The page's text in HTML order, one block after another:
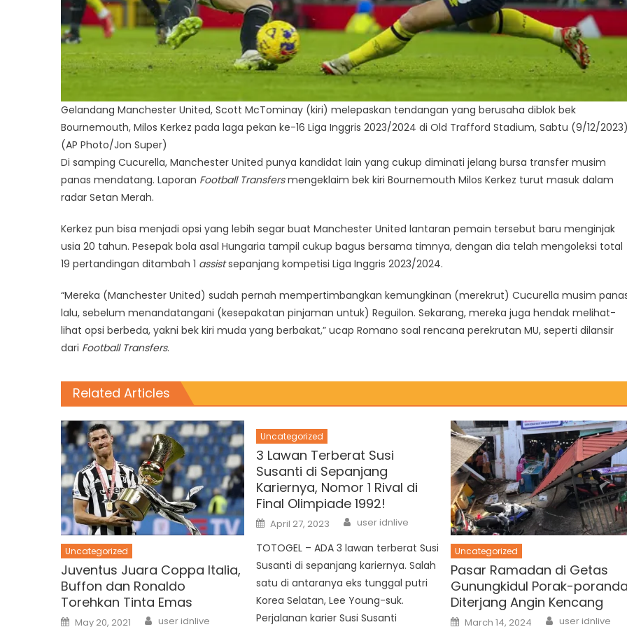
Gelandang Manchester United, Scott McTominay (kiri) melepaskan tendangan yang berusaha diblok bek
Bournemouth, Milos Kerkez pada laga pekan ke-16 Liga Inggris 2023/2024 di Old Trafford Stadium, Sabtu (9/12/
(AP Photo/Jon Super)
Di samping Cucurella, Manchester United punya kandidat lain yang cukup diminati jelang bursa transfer musim
panas mendatang. Laporan Football Transfersmengeklaim bek kiri Bournemouth Milos Kerkez turut masuk dalam
radar Setan Merah.
Kerkez pun bisa menjadi opsi yang lebih segar buat Manchester United lantaran pemain tersebut baru menginjak
usia 20 tahun. Pesepak bola asal Hungaria tampil cukup bagus bersama timnya, dengan dia telah mengoleksi total
19 pertandingan ditambah 1 assistsepanjang kompetisi Liga Inggris 2023/2024.
“Mereka (Manchester United) sudah pernah mempertimbangkan kemungkinan (merekrut) Cucurella musim
lalu, sebelum menandatangani (kesepakatan pinjaman untuk) Reguilon. Sekarang, mereka juga hendak melihat-
lihat opsi berbeda, yakni bek kiri muda yang berbakat,” ucap Romano soal rencana perekrutan MU, seperti dilansir
dari Football Transfers.
Related Articles
Uncategorized
Juventus Juara Coppa Italia,
Buffon dan Ronaldo
Torehkan Tinta Emas
Posted
May 20, 2021 Author
user idnlive
Uncategorized
3 Lawan Terberat Susi
Susanti di Sepanjang
Kariernya, Nomor 1 Rival di
Final Olimpiade 1992!
Posted
on
April 27, 2023 Author
user idnlive
TOTOGEL – ADA 3 lawan terberat Susi
Susanti di sepanjang kariernya. Salah
satu di antaranya eks tunggal putri
Korea Selatan, Lee Young-suk.
Perjalanan karier Susi Susanti
Uncategorized
Pasar Ramadan di Getas
Gunungkidul Porak-
Diterjang Angin Kencang
Posted
March 14, 2024 Author
user idnlive